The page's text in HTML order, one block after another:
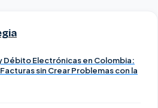
Débito Electrónicas en Colombia:
sin Crear Problemas con la